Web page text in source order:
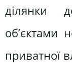
ділянки
об’єктами
приватної